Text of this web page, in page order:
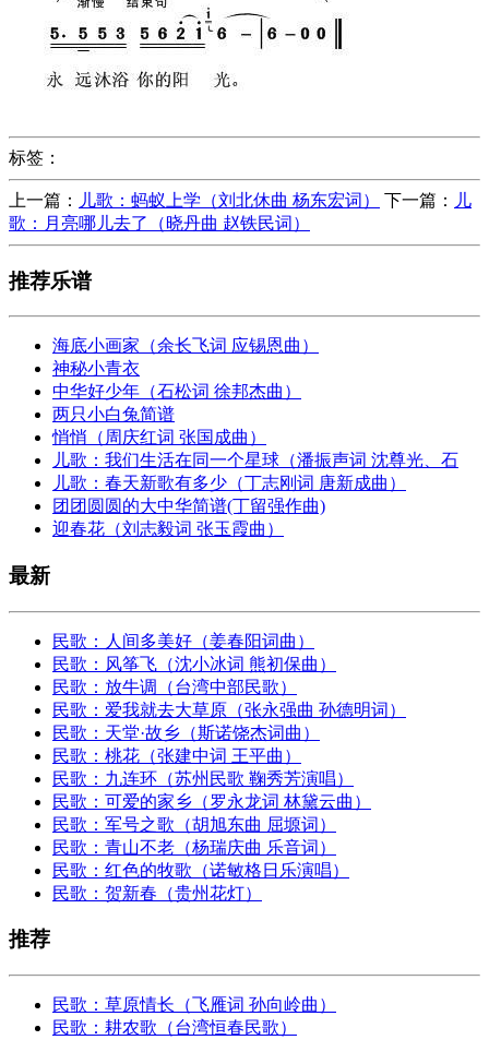
标签：
上一篇： 儿歌：蚂蚁上学（刘北休曲 杨东宏词） 下一篇：
儿
歌：月亮哪儿去了（晓丹曲 赵铁民词）
推荐乐谱
海底小画家（余长飞词 应锡恩曲）
神秘小青衣
中华好少年（石松词 徐邦杰曲）
两只小白兔简谱
悄悄（周庆红词 张国成曲）
儿歌：我们生活在同一个星球（潘振声词 沈尊光、石
儿歌：春天新歌有多少（丁志刚词 唐新成曲）
团团圆圆的大中华简谱(丁留强作曲)
迎春花（刘志毅词 张玉霞曲）
最新
民歌：人间多美好（姜春阳词曲）
民歌：风筝飞（沈小冰词 熊初保曲）
民歌：放牛调（台湾中部民歌）
民歌：爱我就去大草原（张永强曲 孙德明词）
民歌：天堂·故乡（斯诺饶杰词曲）
民歌：桃花（张建中词 王平曲）
民歌：九连环（苏州民歌 鞠秀芳演唱）
民歌：可爱的家乡（罗永龙词 林黛云曲）
民歌：军号之歌（胡旭东曲 屈塬词）
民歌：青山不老（杨瑞庆曲 乐音词）
民歌：红色的牧歌（诺敏格日乐演唱）
民歌：贺新春（贵州花灯）
推荐
民歌：草原情长（飞雁词 孙向岭曲）
民歌：耕农歌（台湾恒春民歌）